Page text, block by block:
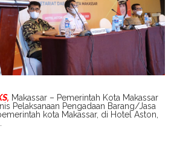
Makassar – Pemerintah Kota Makassar
Pelaksanaan Pengadaan Barang/Jasa
kota Makassar, di Hotel Aston,